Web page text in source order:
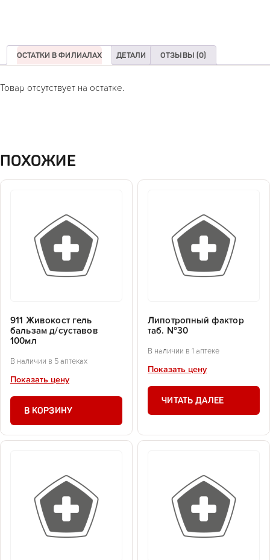
ОСТАТКИ В ФИЛИАЛАХ ДЕТАЛИ ОТЗЫВЫ (0)
Товар отсутствует на остатке.
ПОХОЖИЕ
911 Живокост гель
бальзам д/суставов
100мл
В наличии в 5 аптеках
Показать цену
В КОРЗИНУ
Липотропный фактор
таб. №30
В наличии в 1 аптеке
Показать цену
ЧИТАТЬ ДАЛЕЕ